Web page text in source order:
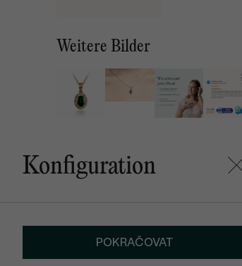
Weitere Bilder
Konfiguration
POKRAČOVAT